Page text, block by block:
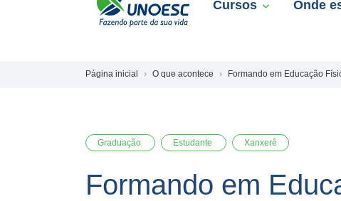
Cursos Onde
Página inicial O que acontece Formando em Educação
Graduação Estudante Xanxerê
Formando em